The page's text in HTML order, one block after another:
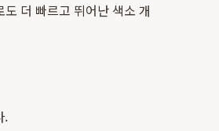
더 빠르고 뛰어난 색소 개
.